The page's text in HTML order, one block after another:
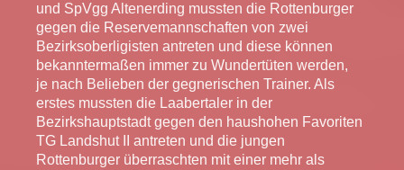
und SpVgg Altenerding mussten die Rottenburger
gegen die Reservemannschaften von zwei
Bezirksoberligisten antreten und diese können
bekanntermaßen immer zu Wundertüten werden,
je nach Belieben der gegnerischen Trainer. Als
erstes mussten die Laabertaler in der
Bezirkshauptstadt gegen den haushohen Favoriten
TG Landshut II antreten und die jungen
Rottenburger überraschten mit einer mehr als